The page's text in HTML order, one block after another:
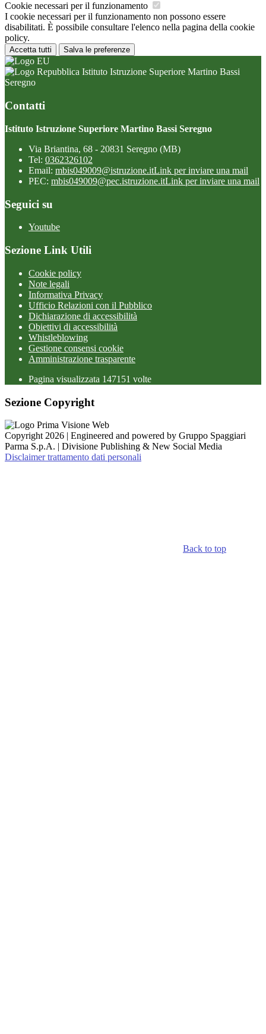
Cookie necessari per il funzionamento
I cookie necessari per il funzionamento non possono essere
disabilitati. È possibile consultare l'elenco nella pagina della cookie
policy.
Accetta tutti Salva le preferenze
Istituto Istruzione Superiore Martino Bassi
Seregno
Contatti
Istituto Istruzione Superiore Martino Bassi Seregno
Via Briantina, 68 - 20831 Seregno (MB)
Tel: 0362326102
Email: mbis049009@istruzione.itLink per inviare una mail
PEC: mbis049009@pec.istruzione.itLink per inviare una mail
Seguici su
Youtube
Sezione Link Utili
Cookie policy
Note legali
Informativa Privacy
Ufficio Relazioni con il Pubblico
Dichiarazione di accessibilità
Obiettivi di accessibilità
Whistleblowing
Gestione consensi cookie
Amministrazione trasparente
Pagina visualizzata 147151 volte
Sezione Copyright
Copyright 2026 | Engineered and powered by Gruppo Spaggiari
Parma S.p.A. | Divisione Publishing & New Social Media
Disclaimer trattamento dati personali
Back to top